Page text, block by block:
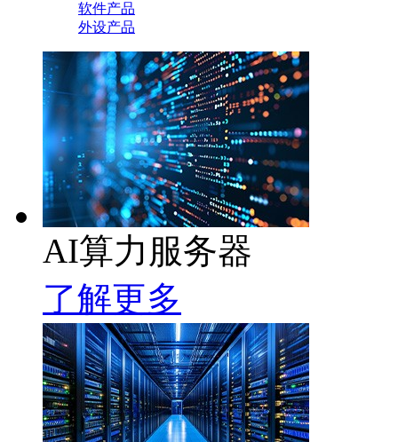
软件产品
外设产品
AI算力服务器
了解更多